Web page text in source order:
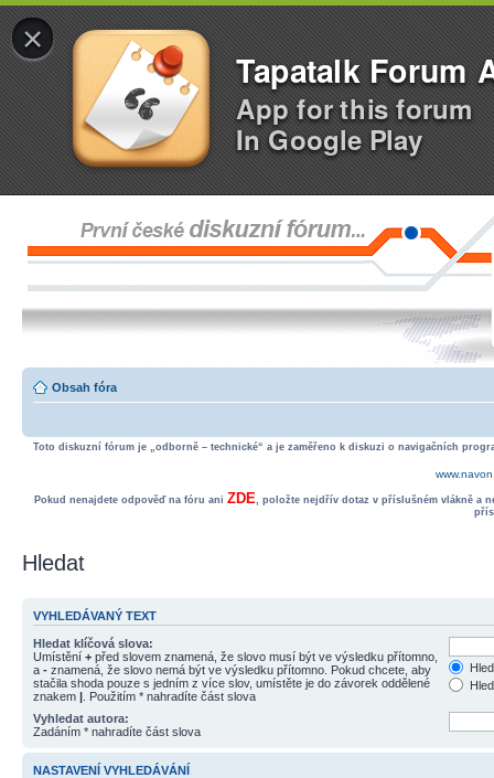
×
Tapatalk Forum
App for this forum
In Google Play
Obsah fóra
Toto diskuzní fórum je „odborně – technické“ a je zaměřeno k diskuzi o navigačních
Pokud nenajdete odpověď na fóru ani ZDE, položte nejdřív dotaz v příslušném vlákně a
Hledat
VYHLEDÁVANÝ TEXT
Hledat klíčová slova:
Umístění + před slovem znamená, že slovo musí být ve výsledku přítomno,
a - znamená, že slovo nemá být ve výsledku přítomno. Pokud chcete, aby
stačila shoda pouze s jedním z více slov, umístěte je do závorek oddělené
znakem | . Použitím * nahradíte část slova
Vyhledat autora:
Zadáním * nahradíte část slova
NASTAVENÍ VYHLEDÁVÁNÍ